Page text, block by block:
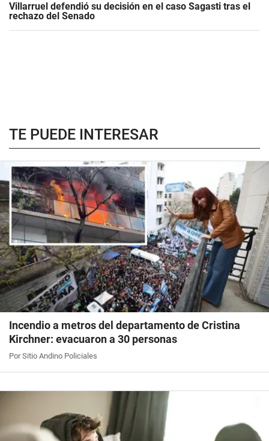
Villarruel defendió su decisión en el caso Sagasti tras el
rechazo del Senado
TE PUEDE INTERESAR
Incendio a metros del departamento de Cristina
Kirchner: evacuaron a 30 personas
Por Sitio Andino Policiales